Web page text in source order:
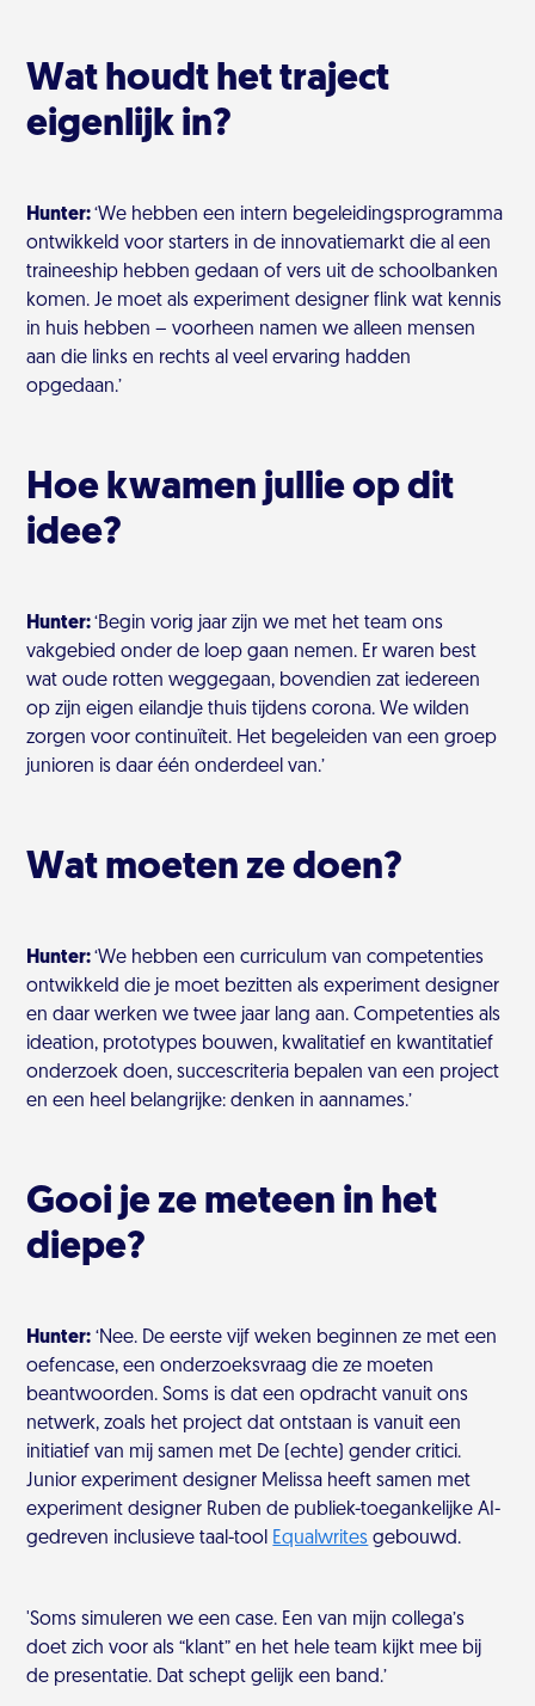
Wat houdt het traject
eigenlijk in?
Hunter:‘We hebben een intern begeleidingsprogramma
ontwikkeld voor starters in de innovatiemarkt die al een
traineeship hebben gedaan of vers uit de schoolbanken
komen. Je moet als experiment designer flink wat kennis
in huis hebben – voorheen namen we alleen mensen
aan die links en rechts al veel ervaring hadden
opgedaan.’
Hoe kwamen jullie op dit
idee?
Hunter:‘Begin vorig jaar zijn we met het team ons
vakgebied onder de loep gaan nemen. Er waren best
wat oude rotten weggegaan, bovendien zat iedereen
op zijn eigen eilandje thuis tijdens corona. We wilden
zorgen voor continuïteit. Het begeleiden van een groep
junioren is daar één onderdeel van.’
Wat moeten ze doen?
Hunter:‘We hebben een curriculum van competenties
ontwikkeld die je moet bezitten als experiment designer
en daar werken we twee jaar lang aan. Competenties als
ideation, prototypes bouwen, kwalitatief en kwantitatief
onderzoek doen, succescriteria bepalen van een project
en een heel belangrijke: denken in aannames.’
Gooi je ze meteen in het
diepe?
Hunter: ‘Nee. De eerste vijf weken beginnen ze met een
oefencase, een onderzoeksvraag die ze moeten
beantwoorden. Soms is dat een opdracht vanuit ons
netwerk, zoals het project dat ontstaan is vanuit een
initiatief van mij samen met De (echte) gender critici.
Junior experiment designer Melissa heeft samen met
experiment designer Ruben de publiek-toegankelijke AI-
gedreven inclusieve taal-tool Equalwrites gebouwd.
'Soms simuleren we een case. Een van mijn collega’s
doet zich voor als “klant” en het hele team kijkt mee bij
de presentatie. Dat schept gelijk een band.’